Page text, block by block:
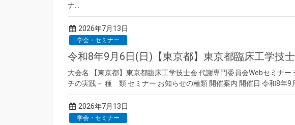
ナ…
2026年7月13日
学会・セミナー
令和8年9月6日(日)【東京都】東京都臨床工学技
大会名 【東京都】東京都臨床工学技士会 代謝専門委員会Webセミナ
チの実践－ 種 類 セミナー お知らせの種類 開催案内 開催日 令和8年9
2026年7月13日
学会・セミナー